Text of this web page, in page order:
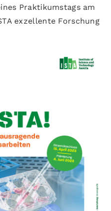
Praktikumstags am
exzellente Forschung